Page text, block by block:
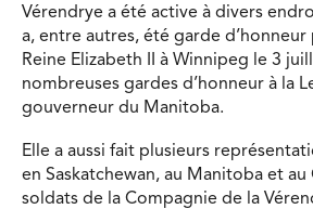
Vérendrye a été active à divers
a, entre autres, été garde
Reine Elizabeth II à Winnipeg le 3
nombreuses gardes d’honneur à la
gouverneur du Manitoba.
Elle a aussi fait plusieurs
en Saskatchewan, au Manitoba et au
soldats de la Compagnie de la